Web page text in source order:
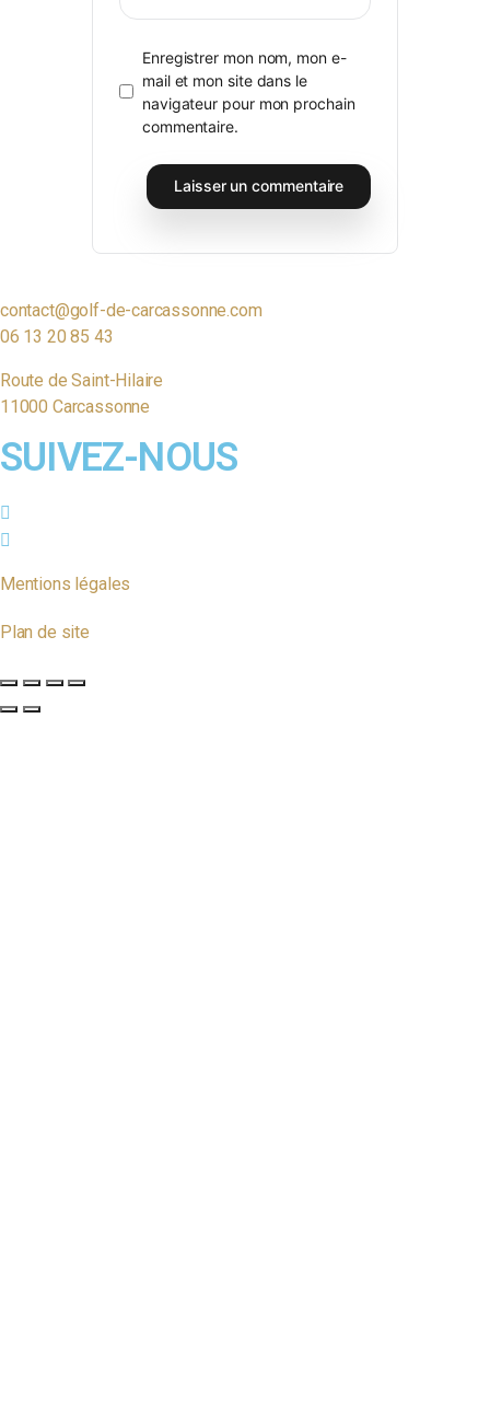
Enregistrer mon nom, mon e-
mail et mon site dans le
navigateur pour mon prochain
commentaire.
contact@golf-de-carcassonne.com
06 13 20 85 43
Route de Saint-Hilaire
11000 Carcassonne
SUIVEZ-NOUS
Mentions légales
Plan de site